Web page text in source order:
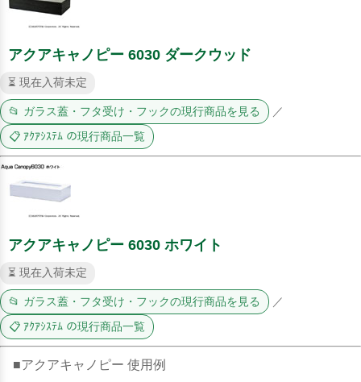
アクアキャノピー 6030 ダークウッド
⏳ 現在入荷未定
📂 ガラス蓋・フタ受け・フックの現行商品を見る ／
📋 ｱｸｱｼｽﾃﾑ の現行商品一覧
アクアキャノピー 6030 ホワイト
⏳ 現在入荷未定
📂 ガラス蓋・フタ受け・フックの現行商品を見る ／
📋 ｱｸｱｼｽﾃﾑ の現行商品一覧
■アクアキャノピー 使用例